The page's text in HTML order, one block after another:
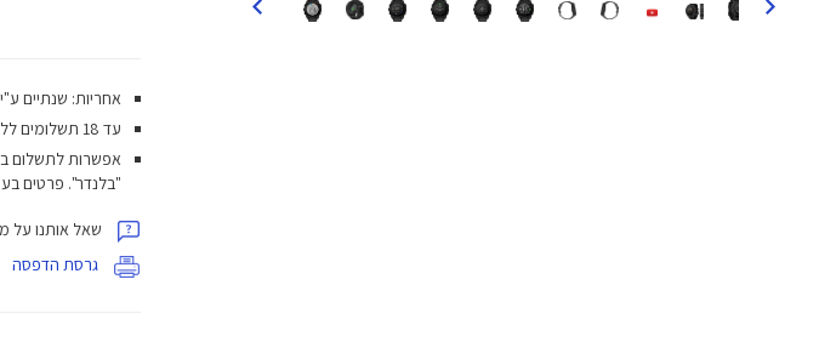
אחריות: שנתיים ע"י
עד 18 תשלומים ללא ריבית.
אפשרות לתשלום
"בלנדר". פרטים
שאל אותנו על
גרסת הדפסה